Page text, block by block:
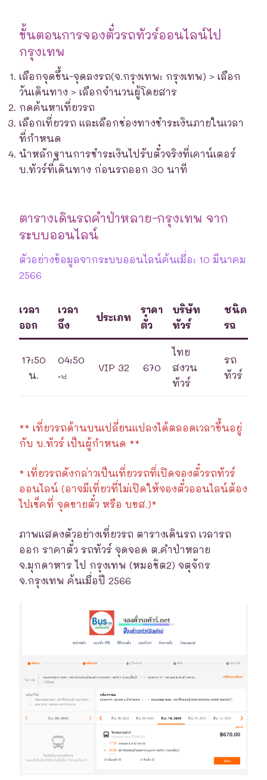
ขั้นตอนการจองตั๋วรถทัวร์ออนไลน์ไป
กรุงเทพ
เลือกจุดขึ้น-จุดลงรถ(จ.กรุงเทพ: กรุงเทพ) > เลือก
วันเดินทาง > เลือกจำนวนผู้โดยสาร
กดค้นหาเที่ยวรถ
เลือกเที่ยวรถ และเลือกช่องทางชำระเงินภายในเวลา
ที่กำหนด
นำหลักฐานการชำระเงินไปรับตั๋วจริงที่เคาน์เตอร์
บ.ทัวร์ที่เดินทาง ก่อนรถออก 30 นาที
ตารางเดินรถคำป่าหลาย-กรุงเทพ จาก
ระบบออนไลน์
ตัวอย่างข้อมูลจากระบบออนไลน์ค้นเมื่อ: 10 มีนาคม
2566
เวลา
ออก
เวลา
ถึง
ประเภท
ราคา
ตั๋ว
บริษัท
ทัวร์
ชนิด
รถ
17:50
น.
04:50
+1d
VIP 32 670
ไทย
สงวน
ทัวร์
รถ
ทัวร์
** เที่ยวรถด้านบนเปลี่ยนแปลงได้ตลอดเวลาขึ้นอยู่
กับ บ.ทัวร์ เป็นผู้กำหนด **
* เที่ยวรถดังกล่าวเป็นเที่ยวรถที่เปิดจองตั๋วรถทัวร์
ออนไลน์ (อาจมีเที่ยวที่ไม่เปิดให้จองตั๋วออนไลน์ต้อง
ไปเช็คที่ จุดขายตั๋ว หรือ บขส.)*
ภาพแสดงตัวอย่างเที่ยวรถ ตารางเดินรถ เวลารถ
ออก ราคาตั๋ว รถทัวร์ จุดจอด ต.คำป่าหลาย
จ.มุกดาหาร ไป กรุงเทพ (หมอชิต2) จตุจักร
จ.กรุงเทพ ค้นเมื่อปี 2566